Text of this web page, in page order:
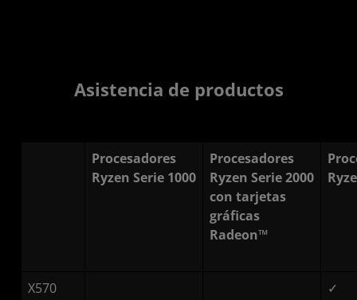
Asistencia de productos
Procesadores
Ryzen Serie 1000
Procesadores
Ryzen Serie 2000
con tarjetas
gráficas
Radeon™
X570 ✓